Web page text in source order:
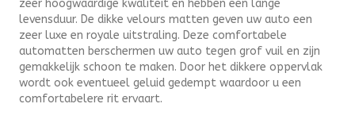
zeer hoogwaardige kwaliteit en hebben een lange
levensduur. De dikke velours matten geven uw auto een
zeer luxe en royale uitstraling. Deze comfortabele
automatten berschermen uw auto tegen grof vuil en zijn
gemakkelijk schoon te maken. Door het dikkere oppervlak
wordt ook eventueel geluid gedempt waardoor u een
comfortabelere rit ervaart.